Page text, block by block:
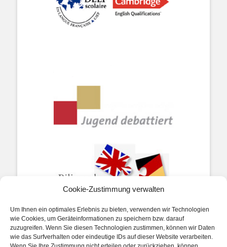
Cookie-Zustimmung verwalten
Um Ihnen ein optimales Erlebnis zu bieten, verwenden wir Technologien
wie Cookies, um Geräteinformationen zu speichern bzw. darauf
zuzugreifen. Wenn Sie diesen Technologien zustimmen, können wir Daten
wie das Surfverhalten oder eindeutige IDs auf dieser Website verarbeiten.